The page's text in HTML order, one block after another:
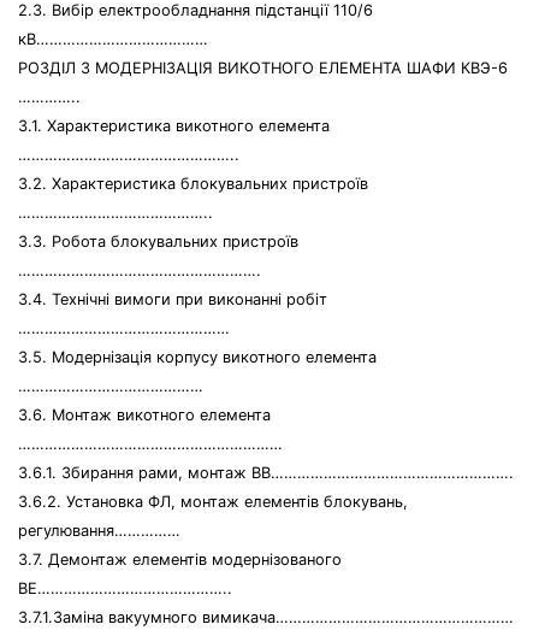
2.3. Вибір електрообладнання підстанції 110/6
кВ…………………………………
РОЗДІЛ 3 МОДЕРНІЗАЦІЯ ВИКОТНОГО ЕЛЕМЕНТА ШАФИ КВЭ-6
…………..
3.1. Характеристика викотного елемента
…………………………………………..
3.2. Характеристика блокувальних пристроїв
……………………………………..
3.3. Робота блокувальних пристроїв
……………………………………………….
3.4. Технічні вимоги при виконанні робіт
…………………………………………
3.5. Модернізація корпусу викотного елемента
……………………………………
3.6. Монтаж викотного елемента
……………………………………………………
3.6.1. Збирання рами, монтаж ВВ……………………………………………….
3.6.2. Установка ФЛ, монтаж елементів блокувань,
регулювання……………
3.7. Демонтаж елементів модернізованого
ВЕ……………………………………..
3.7.1.Заміна вакуумного вимикача………………………………………………